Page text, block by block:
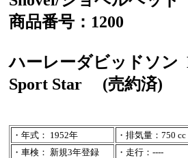
商品番号：1200
ハーレーダビッドソン
Sport Star
(売約済)
・年式： 1952年
・排気量：750 cc
・車検： 新規3年登録
・走行：----